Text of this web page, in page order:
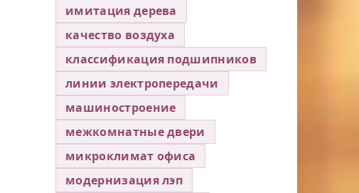
имитация дерева
качество воздуха
классификация подшипников
линии электропередачи
машиностроение
межкомнатные двери
микроклимат офиса
модернизация лэп